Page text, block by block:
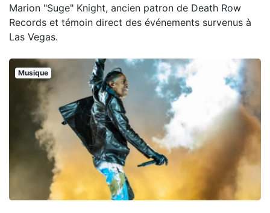
Marion "Suge" Knight, ancien patron de Death Row
Records et témoin direct des événements survenus à
Las Vegas.
Musique